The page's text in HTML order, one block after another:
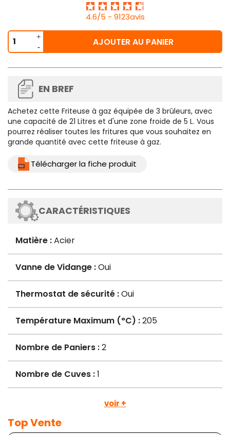
4.6/5 - 9123avis
AJOUTER AU PANIER
EN BREF
Achetez cette Friteuse à gaz équipée de 3 brûleurs, avec
une capacité de 21 Litres et d'une zone froide de 5 L. Vous
pourrez réaliser toutes les fritures que vous souhaitez en
grande quantité avec cette friteuse à gaz.
Télécharger la fiche produit
CARACTÉRISTIQUES
Matière :Acier
Vanne de Vidange :Oui
Thermostat de sécurité :Oui
Température Maximum (°C) :205
Nombre de Paniers :2
Nombre de Cuves :1
voir +
Top Vente